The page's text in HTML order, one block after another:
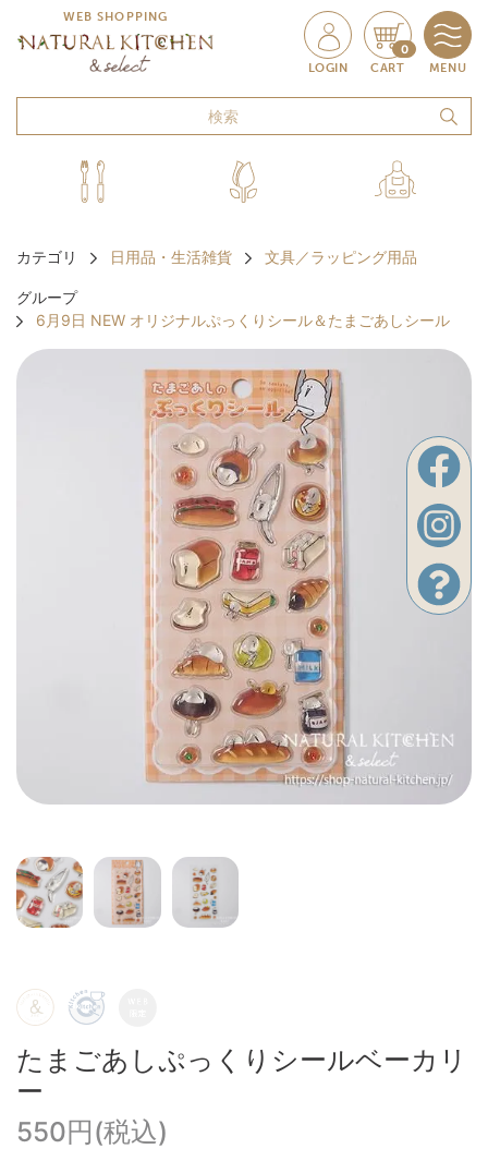
WEB SHOPPING
LOGIN
0
CART MENU
カテゴリ 日用品・生活雑貨 文具／ラッピング用品
グループ
6月9日 NEW オリジナルぷっくりシール＆たまごあしシール
たまごあしぷっくりシールベーカリ
ー
550円(税込)